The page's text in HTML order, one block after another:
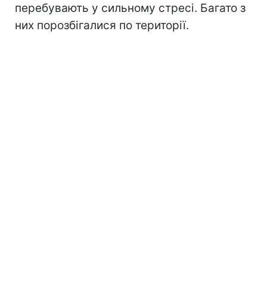
перебувають у сильному стресі. Багато з
них порозбігалися по території.